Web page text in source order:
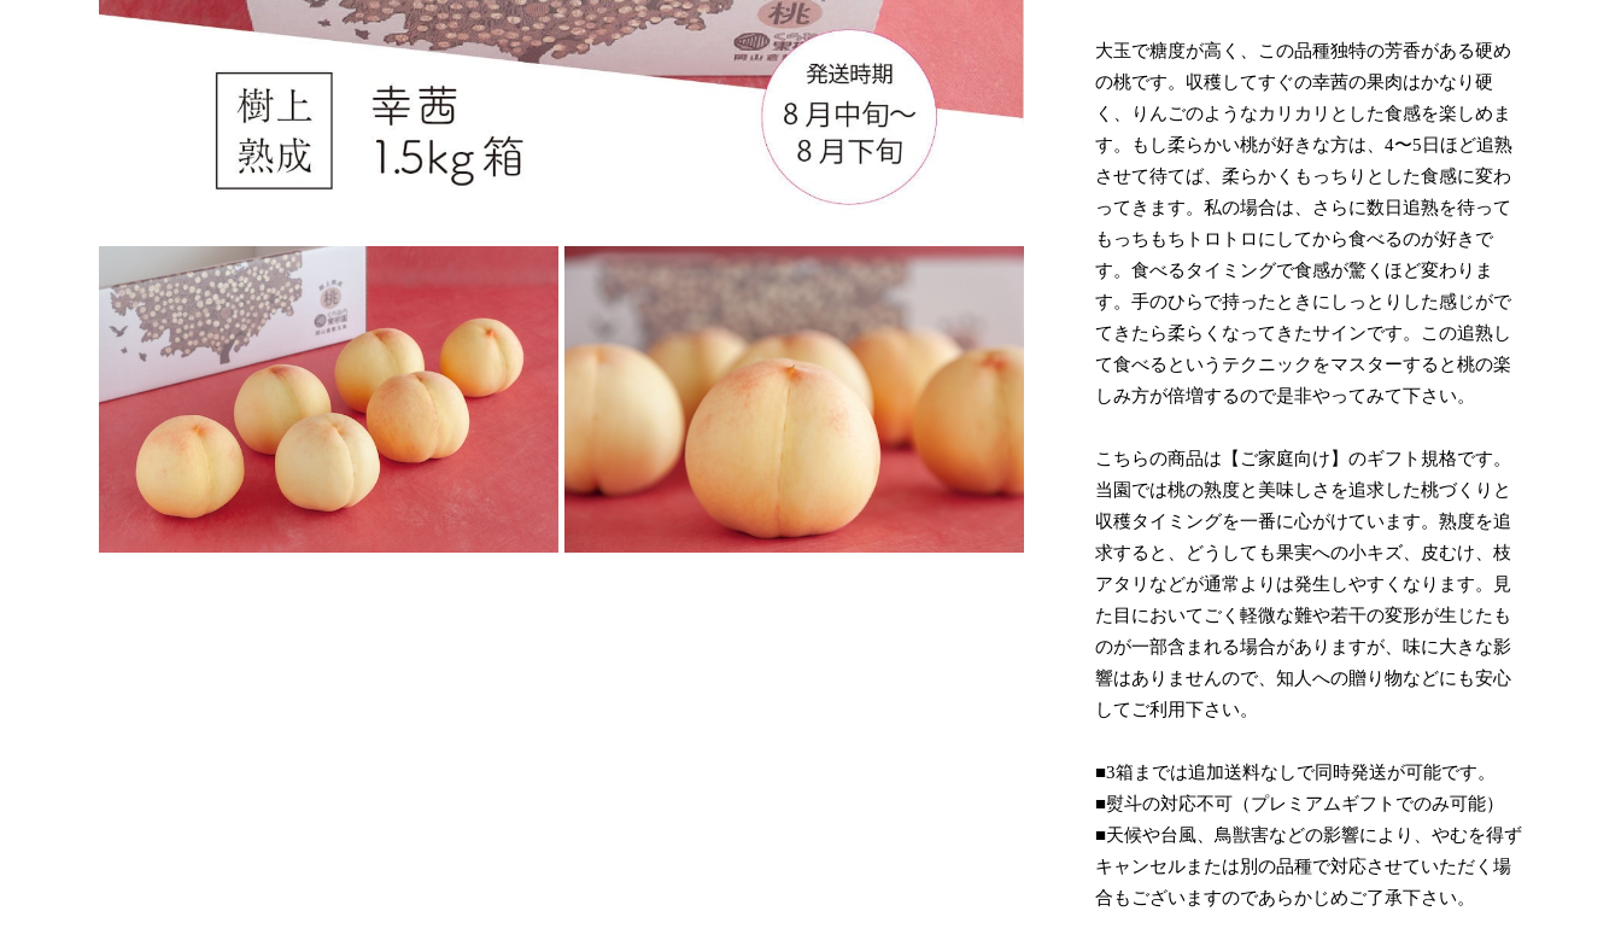
大玉で糖度が高く、この品種独特の芳香がある硬め
の桃です。収穫してすぐの幸茜の果肉はかなり硬
く、りんごのようなカリカリとした食感を楽しめま
す。もし柔らかい桃が好きな方は、4〜5日ほど追熟
させて待てば、柔らかくもっちりとした食感に変わ
ってきます。私の場合は、さらに数日追熟を待って
もっちもちトロトロにしてから食べるのが好きで
す。食べるタイミングで食感が驚くほど変わりま
す。手のひらで持ったときにしっとりした感じがで
てきたら柔らくなってきたサインです。この追熟し
て食べるというテクニックをマスターすると桃の楽
しみ方が倍増するので是非やってみて下さい。
こちらの商品は【ご家庭向け】のギフト規格です。
当園では桃の熟度と美味しさを追求した桃づくりと
収穫タイミングを一番に心がけています。熟度を追
求すると、どうしても果実への小キズ、皮むけ、枝
アタリなどが通常よりは発生しやすくなります。見
た目においてごく軽微な難や若干の変形が生じたも
のが一部含まれる場合がありますが、味に大きな影
響はありませんので、知人への贈り物などにも安心
してご利用下さい。
■3箱までは追加送料なしで同時発送が可能です。
■熨斗の対応不可（プレミアムギフトでのみ可能）
■天候や台風、鳥獣害などの影響により、やむを得ず
キャンセルまたは別の品種で対応させていただく場
合もございますのであらかじめご了承下さい。